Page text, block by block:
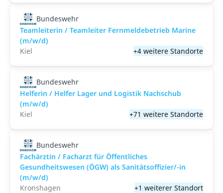
Bundeswehr
Teamleiterin / Teamleiter Fernmeldebetrieb Marine
(m/w/d)
Kiel
+4 weitere Standorte
Bundeswehr
Helferin / Helfer Lager und Logistik Nachschub
(m/w/d)
Kiel
+71 weitere Standorte
Bundeswehr
Fachärztin / Facharzt für Öffentliches
Gesundheitswesen (ÖGW) als Sanitätsoffizier/-in
(m/w/d)
Kronshagen
+1 weiterer Standort